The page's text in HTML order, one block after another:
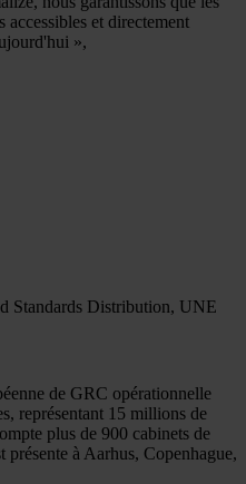
accessibles et directement
»,
Standards Distribution, UNE
de GRC opérationnelle
représentant 15 millions de
plus de 900 cabinets de
présente à Aarhus, Copenhague,